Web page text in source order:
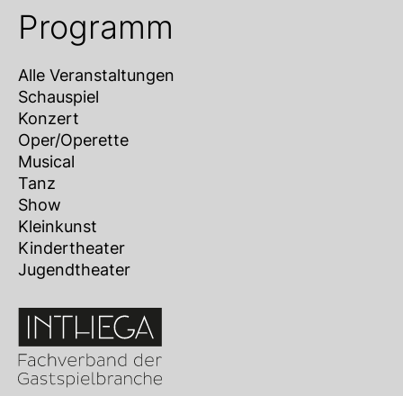
Programm
Alle Veranstaltungen
Schauspiel
Konzert
Oper/Operette
Musical
Tanz
Show
Kleinkunst
Kindertheater
Jugendtheater